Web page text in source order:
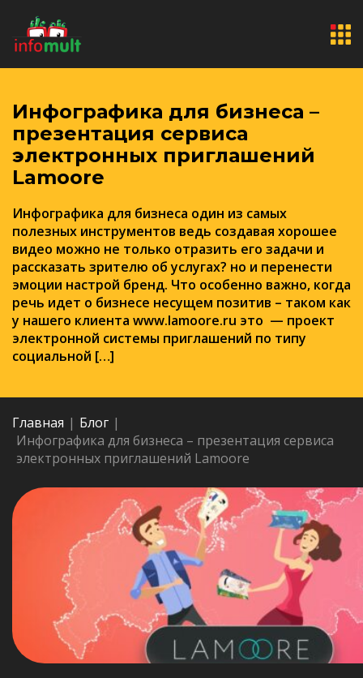
Инфографика для бизнеса –
презентация сервиса
электронных приглашений
Lamoore
Инфографика для бизнеса один из самых
полезных инструментов ведь создавая хорошее
видео можно не только отразить его задачи и
рассказать зрителю об услугах? но и перенести
эмоции настрой бренд. Что особенно важно, когда
речь идет о бизнесе несущем позитив – таком как
у нашего клиента www.lamoore.ru это — проект
электронной системы приглашений по типу
социальной […]
Главная | Блог |
Инфографика для бизнеса – презентация сервиса
электронных приглашений Lamoore